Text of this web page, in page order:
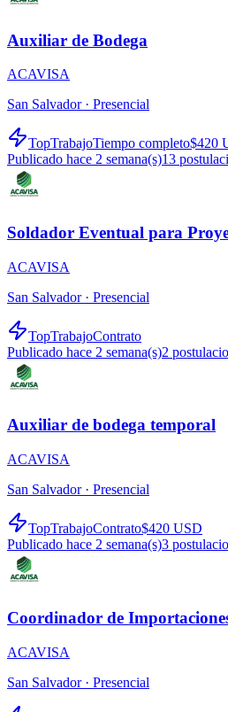
Auxiliar de Bodega
ACAVISA
San Salvador · Presencial
TopTrabajoTiempo completo$420
Publicado hace 2 semana(s)13
Soldador Eventual para
ACAVISA
San Salvador · Presencial
TopTrabajoContrato
Publicado hace 2 semana(s)2
Auxiliar de bodega temporal
ACAVISA
San Salvador · Presencial
TopTrabajoContrato$420 USD
Publicado hace 2 semana(s)3
Coordinador de
ACAVISA
San Salvador · Presencial